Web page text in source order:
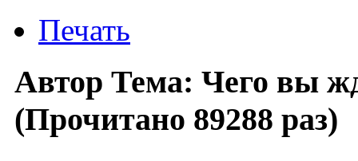
Печать
Автор Тема: Чего вы
(Прочитано 89288 раз)